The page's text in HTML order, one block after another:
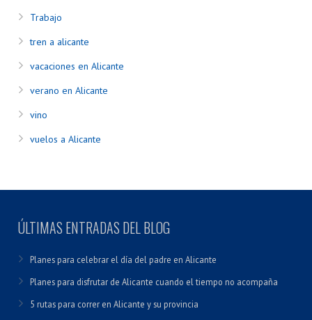
Trabajo
tren a alicante
vacaciones en Alicante
verano en Alicante
vino
vuelos a Alicante
ÚLTIMAS ENTRADAS DEL BLOG
Planes para celebrar el día del padre en Alicante
Planes para disfrutar de Alicante cuando el tiempo no acompaña
5 rutas para correr en Alicante y su provincia